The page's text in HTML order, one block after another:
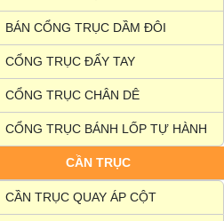
BÁN CỔNG TRỤC DẦM ĐÔI
CỔNG TRỤC ĐẨY TAY
CỔNG TRỤC CHÂN DÊ
CỔNG TRỤC BÁNH LỐP TỰ HÀNH
CẦN TRỤC
CẦN TRỤC QUAY ÁP CỘT